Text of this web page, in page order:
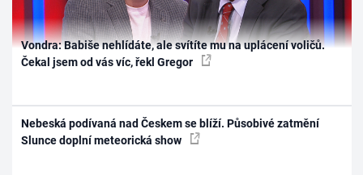
Vondra: Babiše nehlídáte, ale svítíte mu na uplácení voličů.
Čekal jsem od vás víc, řekl Gregor
Nebeská podívaná nad Českem se blíží. Působivé zatmění
Slunce doplní meteorická show